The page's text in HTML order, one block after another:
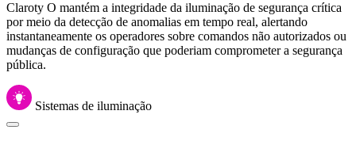
Claroty O mantém a integridade da iluminação de segurança crítica
por meio da detecção de anomalias em tempo real, alertando
instantaneamente os operadores sobre comandos não autorizados ou
mudanças de configuração que poderiam comprometer a segurança
pública.
Sistemas de iluminação